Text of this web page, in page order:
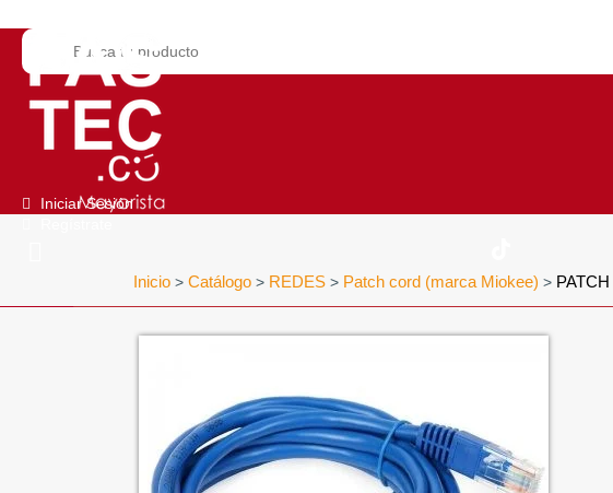
Iniciar Sesión
Inicio > Catálogo > REDES > Patch cord (marca Miokee) >